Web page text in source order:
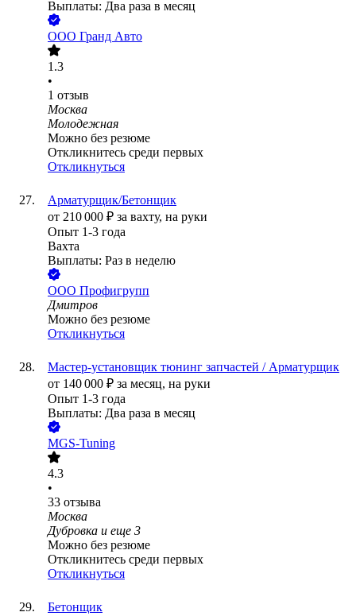
Выплаты: Два раза в месяц
ООО Гранд Авто
1.3
•
1 отзыв
Москва
Молодежная
Можно без резюме
Откликнитесь среди первых
Откликнуться
Арматурщик/Бетонщик
от 210 000 ₽ за вахту, на руки
Опыт 1-3 года
Вахта
Выплаты: Раз в неделю
ООО Профигрупп
Дмитров
Можно без резюме
Откликнуться
Мастер-установщик тюнинг запчастей / Арматурщик
от 140 000 ₽ за месяц, на руки
Опыт 1-3 года
Выплаты: Два раза в месяц
MGS-Tuning
4.3
•
33 отзыва
Москва
Дубровка и еще 3
Можно без резюме
Откликнитесь среди первых
Откликнуться
Бетонщик